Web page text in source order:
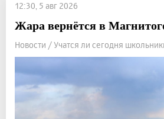
12:30, 5 авг 2026
Жара вернётся в
Новости / Учатся ли сегодня